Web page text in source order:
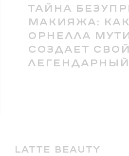
ТАЙНА
МАКИЯЖА: КАК
ОРНЕЛЛА
СОЗДАЕТ СВОЙ
LATTE BEAUTY